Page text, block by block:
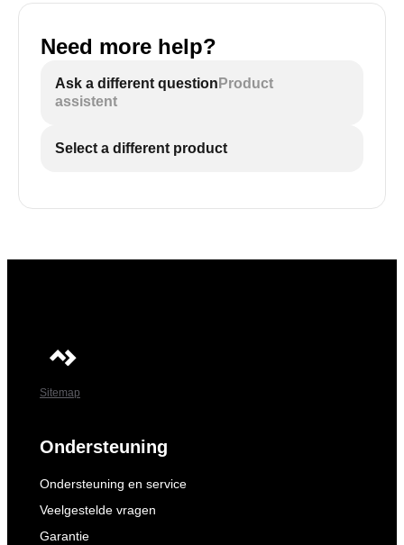
Need more help?
Ask a different question Product
assistent
Select a different product
Sitemap
Ondersteuning
Ondersteuning en service
Veelgestelde vragen
Garantie